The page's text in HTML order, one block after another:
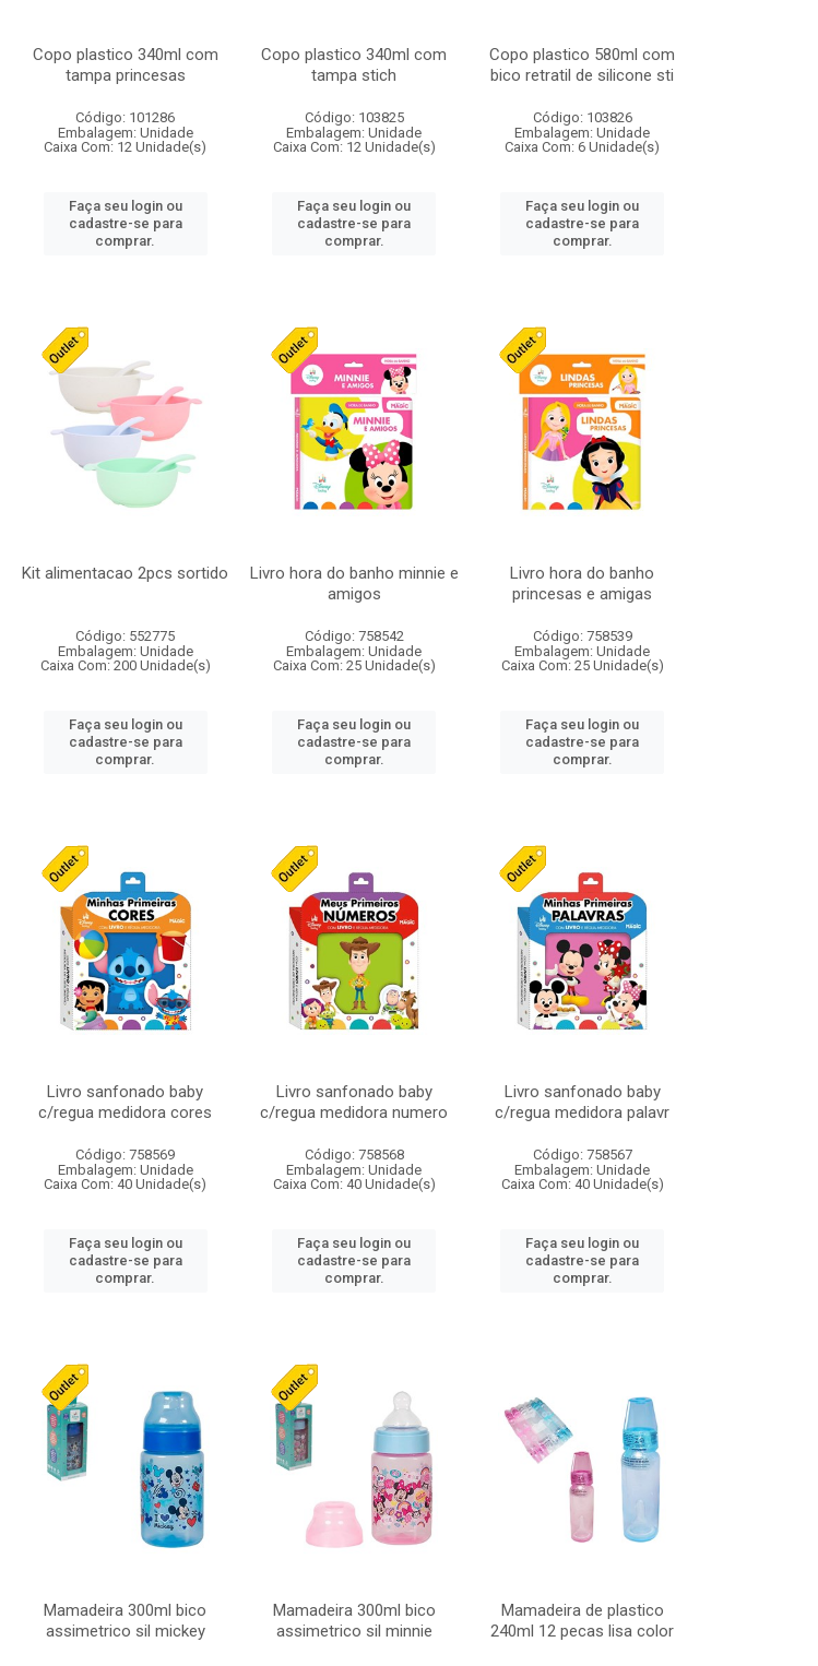
Copo plastico 340ml com
tampa princesas
Código: 101286
Embalagem: Unidade
Caixa Com: 12 Unidade(s)
Faça seu login ou
cadastre-se para
comprar.
Copo plastico 340ml com
tampa stich
Código: 103825
Embalagem: Unidade
Caixa Com: 12 Unidade(s)
Faça seu login ou
cadastre-se para
comprar.
Copo plastico 580ml com
bico retratil de silicone sti
Código: 103826
Embalagem: Unidade
Caixa Com: 6 Unidade(s)
Faça seu login ou
cadastre-se para
comprar.
Kit alimentacao 2pcs sortido
Código: 552775
Embalagem: Unidade
Caixa Com: 200 Unidade(s)
Faça seu login ou
cadastre-se para
comprar.
Livro hora do banho minnie e
amigos
Código: 758542
Embalagem: Unidade
Caixa Com: 25 Unidade(s)
Faça seu login ou
cadastre-se para
comprar.
Livro hora do banho
princesas e amigas
Código: 758539
Embalagem: Unidade
Caixa Com: 25 Unidade(s)
Faça seu login ou
cadastre-se para
comprar.
Livro sanfonado baby
c/regua medidora cores
Código: 758569
Embalagem: Unidade
Caixa Com: 40 Unidade(s)
Faça seu login ou
cadastre-se para
comprar.
Livro sanfonado baby
c/regua medidora numero
Código: 758568
Embalagem: Unidade
Caixa Com: 40 Unidade(s)
Faça seu login ou
cadastre-se para
comprar.
Livro sanfonado baby
c/regua medidora palavr
Código: 758567
Embalagem: Unidade
Caixa Com: 40 Unidade(s)
Faça seu login ou
cadastre-se para
comprar.
Mamadeira 300ml bico
assimetrico sil mickey
Mamadeira 300ml bico
assimetrico sil minnie
Mamadeira de plastico
240ml 12 pecas lisa color